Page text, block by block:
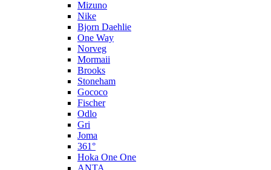
Mizuno
Nike
Bjorn Daehlie
One Way
Norveg
Mormaii
Brooks
Stoneham
Gococo
Fischer
Odlo
Gri
Joma
361°
Hoka One One
ANTA